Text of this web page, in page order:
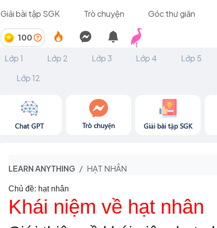
Giải bài tập SGK Trò chuyện Góc thư giãn
100
Lớp 1
Lớp 2 Lớp 3 Lớp 4 Lớp 5
Lớp 12
Chat GPT Trò chuyện Giải bài tập SGK
LEARN ANYTHING HẠT NHÂN
Chủ đề: hạt nhân
Khái niệm về hạt nhân